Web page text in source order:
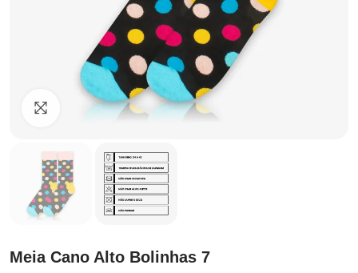
Clique para ampliar
Meia Cano Alto Bolinhas 7